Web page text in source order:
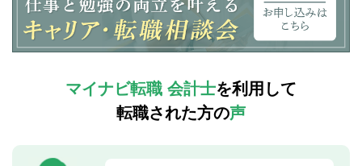
マイナビ転職 会計士を利用して
転職された方の声